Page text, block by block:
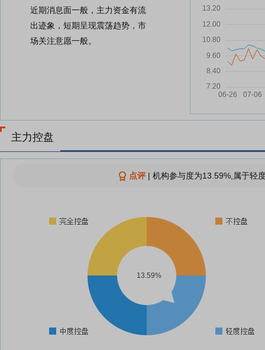
近期消息面一般，主力资金有流
出迹象，短期呈现震荡趋势，市
场关注意愿一般。
主力控盘
点评| 机构参与度为13.59%,属于轻
13.59%